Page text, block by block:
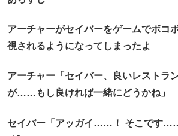
アーチャーがセイバーをゲームでボコ
視されるようになってしまったよ
アーチャー「セイバー、良いレストラ
が……もし良ければ一緒にどうかね」
セイバー「アッガイ……！ そこです